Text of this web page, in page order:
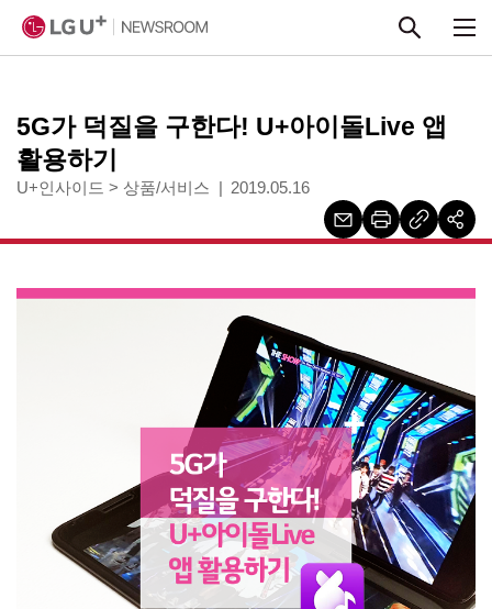
5G가 덕질을 구한다! U+아이돌Live 앱
활용하기
U+인사이드 > 상품/서비스 2019.05.16